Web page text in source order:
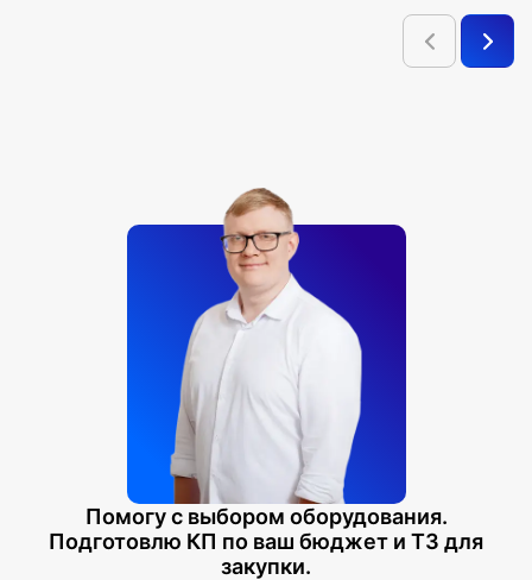
Помогу с выбором оборудования.
Подготовлю КП по ваш бюджет и ТЗ для
закупки.